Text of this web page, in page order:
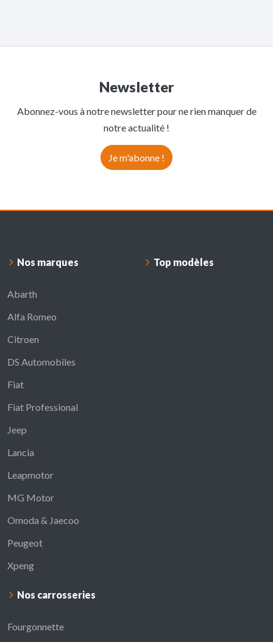
Newsletter
Abonnez-vous à notre newsletter pour ne rien manquer de
notre actualité !
Je m'abonne !
Nos marques
Abarth
Alfa Romeo
Citroen
DS Automobiles
Fiat
Fiat Professional
Jeep
Lancia
Leapmotor
MG Motor
Omoda & Jaecoo
Peugeot
Xpeng
Top modèles
Nos carrosseries
Fourgonnette